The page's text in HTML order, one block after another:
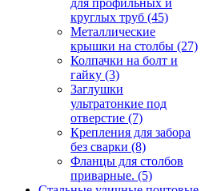
для профильных и
круглых труб (45)
Металлические
крышки на столбы (27)
Колпачки на болт и
гайку (3)
Заглушки
ультратонкие под
отверстие (7)
Крепления для забора
без сварки (8)
Фланцы для столбов
приварные. (5)